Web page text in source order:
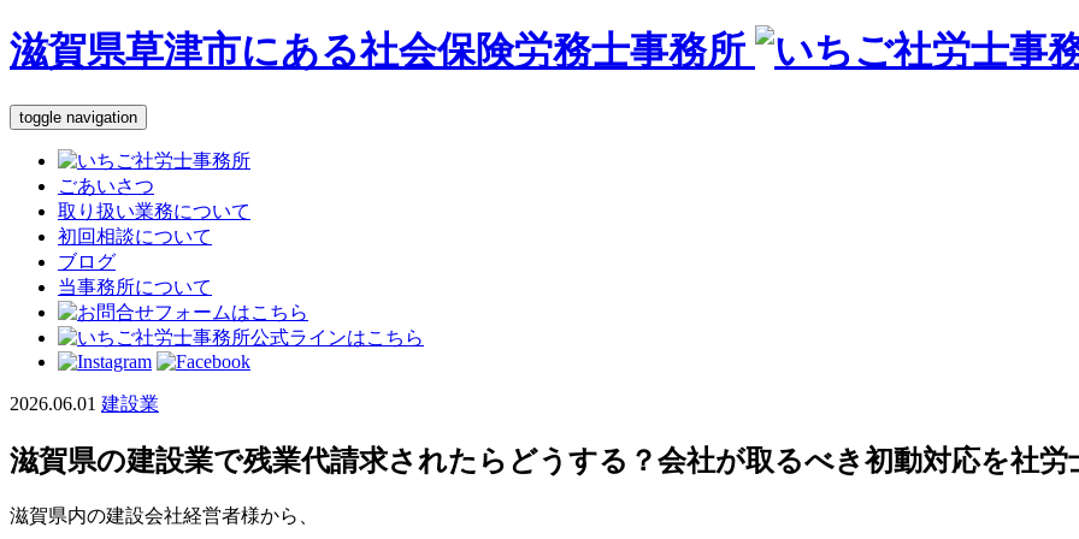
滋賀県草津市にある社会保険労務士事務所
toggle navigation
ごあいさつ
取り扱い業務について
初回相談について
ブログ
当事務所について
2026.06.01 建設業
滋賀県の建設業で残業代請求されたらどうする？会社が取るべき初動対応を社労
滋賀県内の建設会社経営者様から、